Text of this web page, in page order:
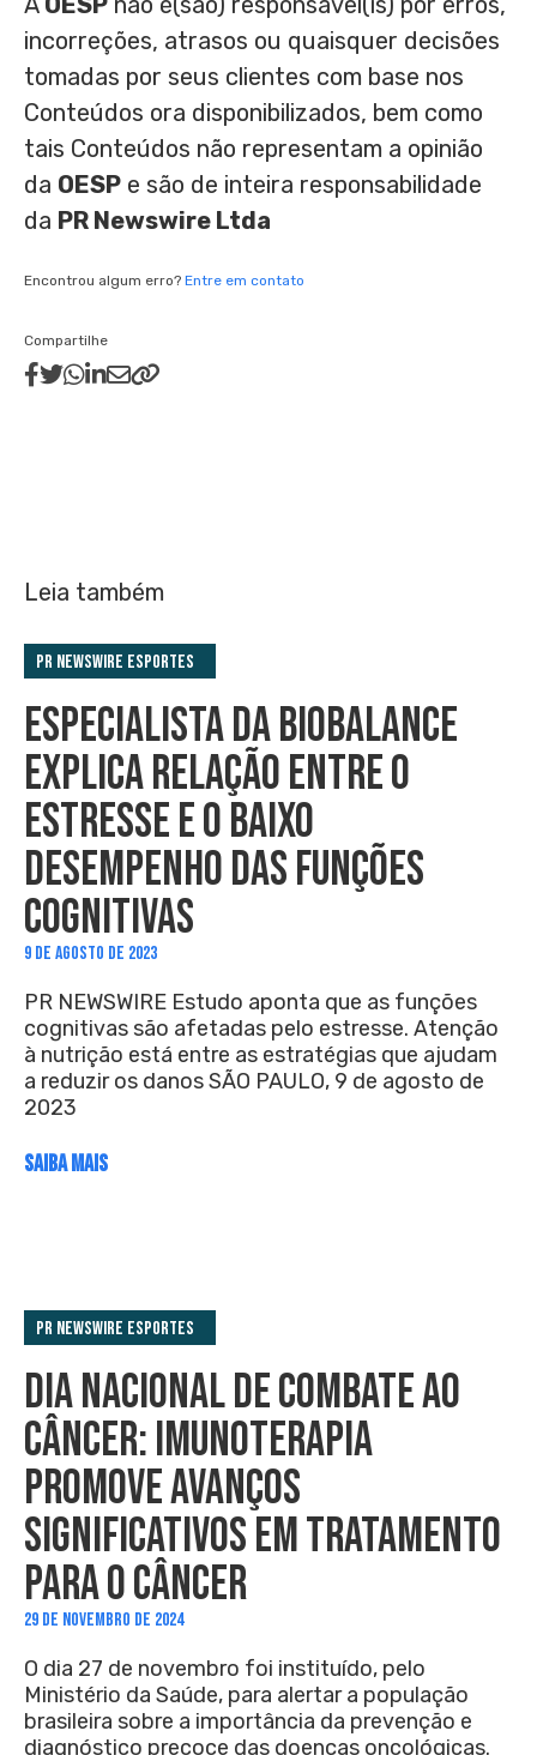
incorreções, atrasos ou quaisquer decisões
tomadas por seus clientes com base nos
Conteúdos ora disponibilizados, bem como
tais Conteúdos não representam a opinião
da OESP e são de inteira responsabilidade
da PR Newswire Ltda
Encontrou algum erro? Entre em contato
Compartilhe
Leia também
PR Newswire Esportes
ESPECIALISTA DA BIOBALANCE
EXPLICA RELAÇÃO ENTRE O
ESTRESSE E O BAIXO
DESEMPENHO DAS FUNÇÕES
COGNITIVAS
9 DE AGOSTO DE 2023
PR NEWSWIRE Estudo aponta que as funções
cognitivas são afetadas pelo estresse. Atenção
à nutrição está entre as estratégias que ajudam
a reduzir os danos SÃO PAULO, 9 de agosto de
2023
SAIBA MAIS
PR Newswire Esportes
DIA NACIONAL DE COMBATE AO
CÂNCER: IMUNOTERAPIA
PROMOVE AVANÇOS
SIGNIFICATIVOS EM TRATAMENTO
PARA O CÂNCER
29 DE NOVEMBRO DE 2024
O dia 27 de novembro foi instituído, pelo
Ministério da Saúde, para alertar a população
brasileira sobre a importância da prevenção e
diagnóstico precoce das doenças oncológicas.